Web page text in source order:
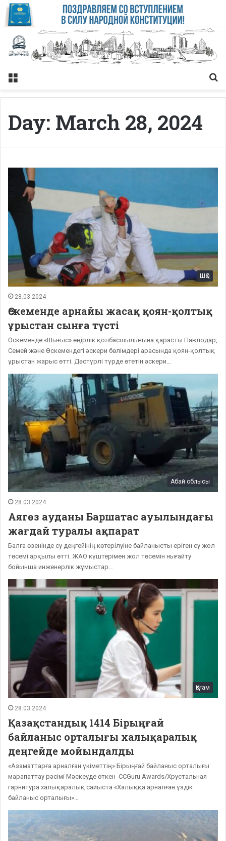
Меню
Day: March 28, 2024
ШҚО
28.03.2024
Өскеменде арнайы жасақ қоян-қолтық
ұрыстан сынға түсті
Өскеменде «Шығыс» өңірлік қолбасшылығына қарасты Павлодар,
Семей және Өскемендегі әскери бөлімдері арасында қоян-қолтық
ұрыстан жарыс өтті. Дәстүрлі түрде өтетін әскери…
Абай облысы
28.03.2024
Аягөз ауданы Баршатас ауылындағы
жағдай туралы ақпарат
Балға өзенінде су деңгейінің көтерілуіне байланысты еріген су жол
төсемі арқылы өтті. ЖАО күштерімен жол төсемін нығайту
бойынша инженерлік жұмыстар…
Қоғам
28.03.2024
Қазақстандық 1414 Бірыңғай
байланыс орталығы халықаралық
деңгейде мойындалды
«Азаматтарға арналған үкіметтің» Бірыңғай байланыс орталығы
марапаттау рәсімі Мәскеуде өткен CСGuru Awards/Хрустальная
гарнитура халықаралық сайыста «Халыққа арналған үздік
байланыс орталығы»…